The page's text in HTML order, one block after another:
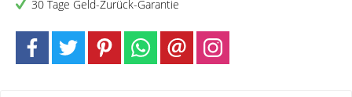
30 Tage Geld-Zurück-Garantie